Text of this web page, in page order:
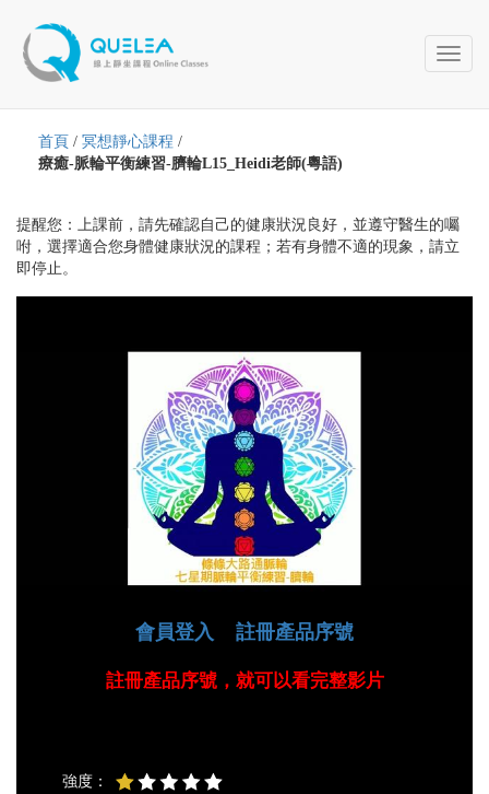
Toggle
首頁 / 冥想靜心課程 /
療癒-脈輪平衡練習-臍輪L15_Heidi老師(粵語)
提醒您：上課前，請先確認自己的健康狀況良好，並遵守醫生的囑
咐，選擇適合您身體健康狀況的課程；若有身體不適的現象，請立
即停止。
會員登入 註冊產品序號
註冊產品序號，就可以看完整影片
強度：